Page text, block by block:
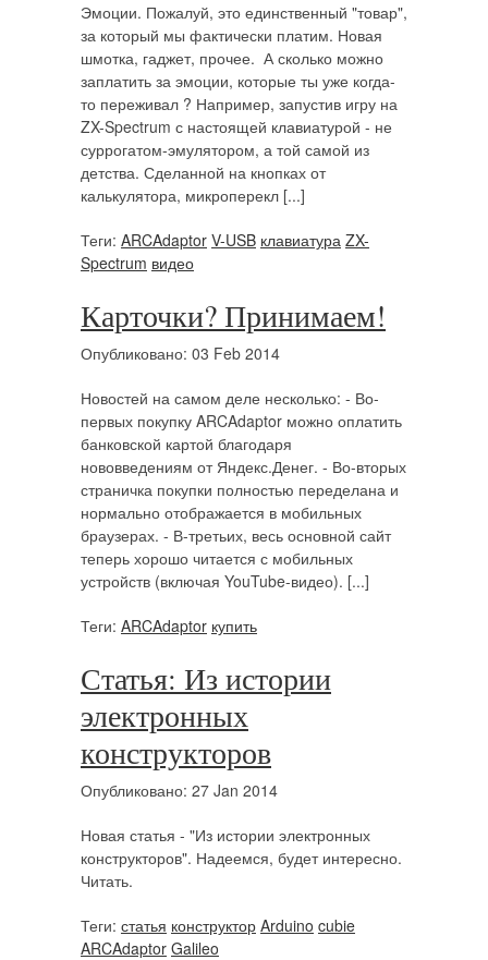
Эмоции. Пожалуй, это единственный "товар",
за который мы фактически платим. Новая
шмотка, гаджет, прочее. А сколько можно
заплатить за эмоции, которые ты уже когда-
то переживал ? Например, запустив игру на
ZX-Spectrum с настоящей клавиатурой - не
суррогатом-эмулятором, а той самой из
детства. Сделанной на кнопках от
калькулятора, микроперекл [...]
Теги: ARCAdaptor V-USB клавиатура ZX-
Spectrum видео
Карточки? Принимаем!
Опубликовано: 03 Feb 2014
Новостей на самом деле несколько: - Во-
первых покупку ARCAdaptor можно оплатить
банковской картой благодаря
нововведениям от Яндекс.Денег. - Во-вторых
страничка покупки полностью переделана и
нормально отображается в мобильных
браузерах. - В-третьих, весь основной сайт
теперь хорошо читается с мобильных
устройств (включая YouTube-видео). [...]
Теги: ARCAdaptor купить
Статья: Из истории
электронных
конструкторов
Опубликовано: 27 Jan 2014
Новая статья - "Из истории электронных
конструкторов". Надеемся, будет интересно.
Читать.
Теги: статья конструктор Arduino cubie
ARCAdaptor Galileo